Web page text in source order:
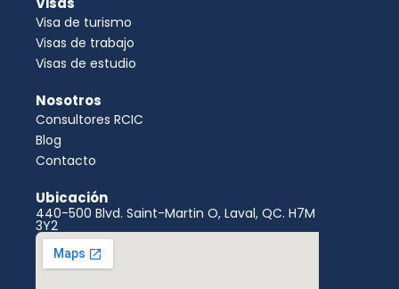
Visa de turismo
Visas de trabajo
Visas de estudio
Nosotros
Consultores RCIC
Blog
Contacto
Ubicación
440-500 Blvd. Saint-Martin O, Laval, QC. H7M
3Y2